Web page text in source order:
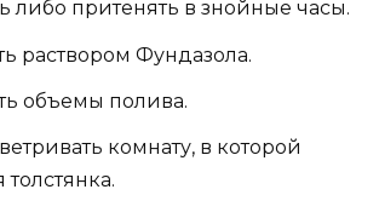
либо притенять в знойные часы.
раствором Фундазола.
объемы полива.
комнату, в которой
толстянка.